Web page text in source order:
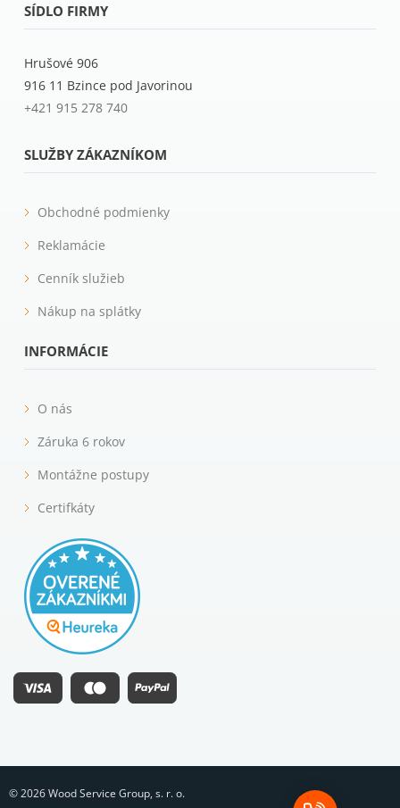
SÍDLO FIRMY
Hrušové 906
916 11 Bzince pod Javorinou
+421 915 278 740
SLUŽBY ZÁKAZNÍKOM
Obchodné podmienky
Reklamácie
Cenník služieb
Nákup na splátky
INFORMÁCIE
O nás
Záruka 6 rokov
Montážne postupy
Certifkáty
© 2026 Wood Service Group, s. r. o.